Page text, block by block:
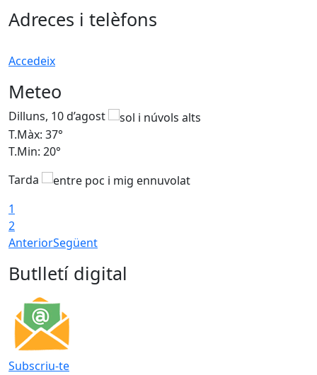
Adreces i telèfons
Accedeix
Meteo
Dilluns, 10 d’agost
T.Màx: 37°
T.Min: 20°
Tarda
1
2
AnteriorSegüent
Butlletí digital
Subscriu-te